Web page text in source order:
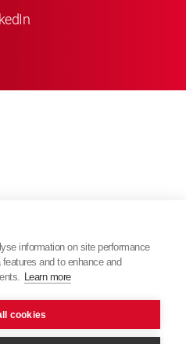
information on site performance
and to enhance and
Learn more
cookies